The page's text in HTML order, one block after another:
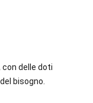
con delle doti
bisogno.